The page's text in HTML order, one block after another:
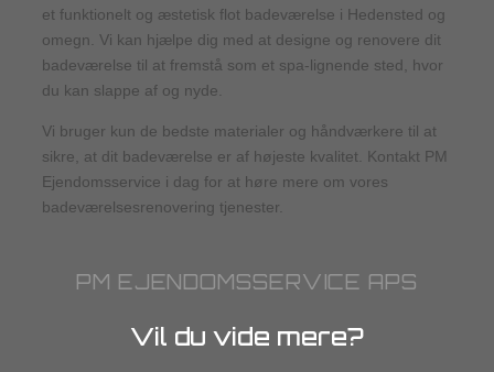
et funktionelt og æstetisk flot badeværelse i Hedensted og
omegn. Vi kan hjælpe dig med at designe og renovere dit
badeværelse til at fremstå som et spa-lignende sted, hvor
du kan slappe af og nyde.
Vi bruger kun de bedste materialer og håndværkere til at
sikre, at dit badeværelse er af højeste kvalitet. Kontakt PM
Ejendomsservice i dag for at høre mere om vores
badeværelsesrenovering tjenester.
PM EJENDOMSSERVICE APS
Vil du vide mere?